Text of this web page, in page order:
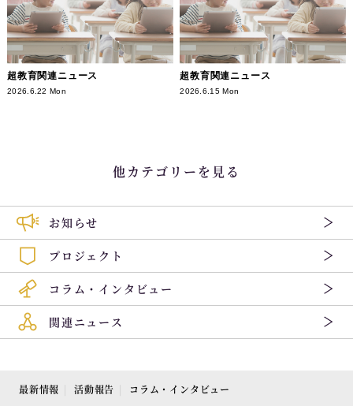
超教育関連ニュース
2026.6.22 Mon
超教育関連ニュース
2026.6.15 Mon
他カテゴリーを見る
お知らせ
プロジェクト
コラム・インタビュー
関連ニュース
最新情報 活動報告 コラム・インタビュー